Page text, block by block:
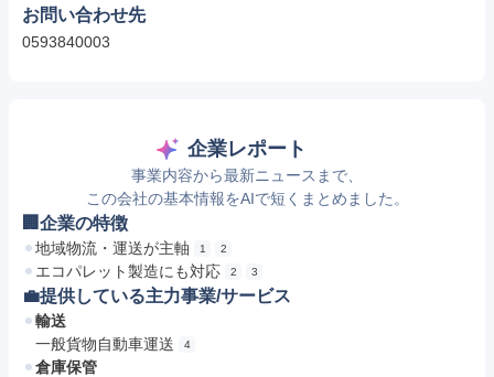
お問い合わせ先
0593840003
企業レポート
事業内容から最新ニュースまで、
この会社の基本情報をAIで短くまとめました。
🏢企業の特徴
地域物流・運送が主軸 1 2
エコパレット製造にも対応 2 3
💼提供している主力事業/サービス
輸送
一般貨物自動車運送
4
倉庫保管